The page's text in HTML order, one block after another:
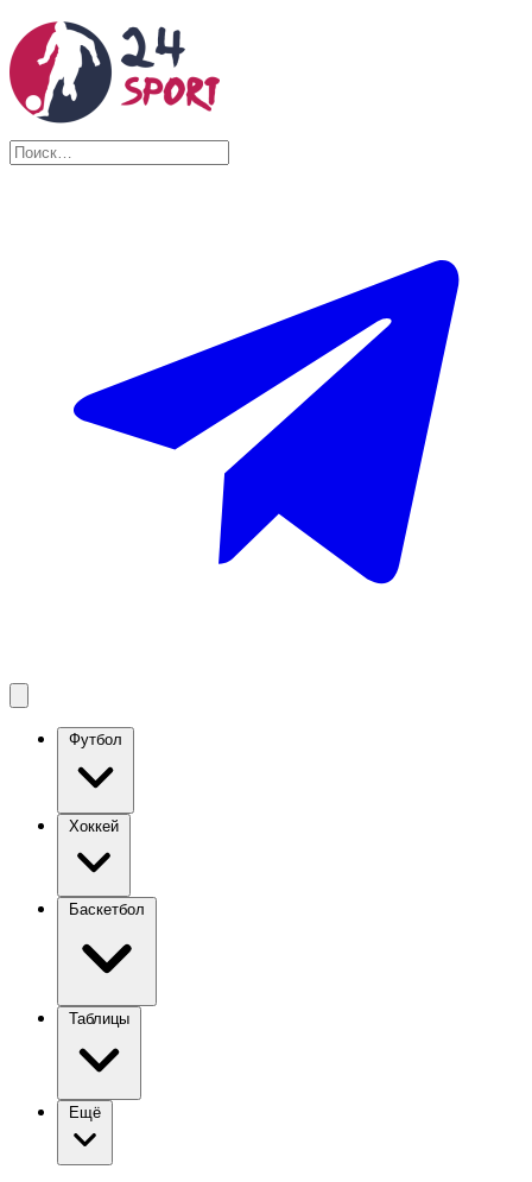
Футбол
Хоккей
Баскетбол
Таблицы
Ещё